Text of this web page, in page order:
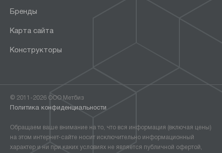
Бренды
Карта сайта
Конструкторы
© 2011-2026 ООО Метбиз
Политика конфиденциальности
Обращаем ваше внимание на то, что вся информация (включая цены)
на этом интернет-сайте носит исключительно информационный
характер и ни при каких условиях не является публичной офертой,